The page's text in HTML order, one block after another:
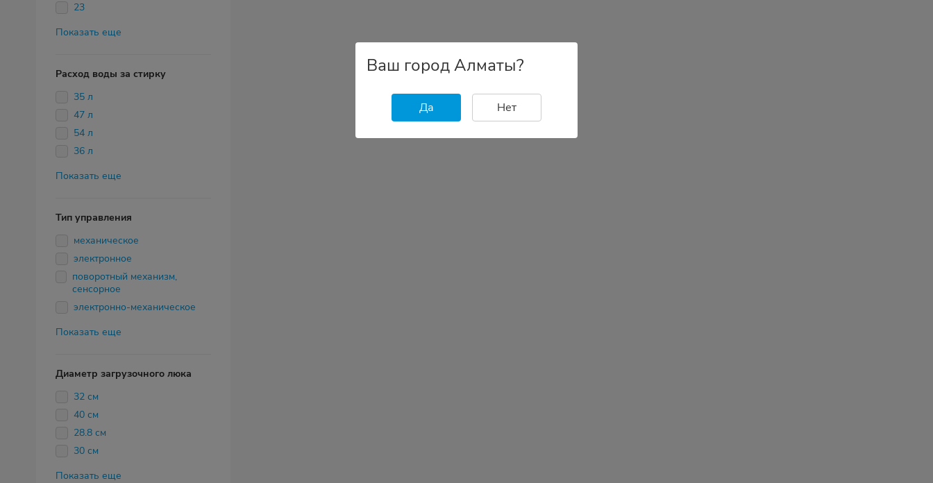
23
Показать еще
Расход воды за стирку
35 л
47 л
54 л
36 л
Показать еще
Тип управления
механическое
электронное
поворотный механизм,
сенсорное
электронно-механическое
Показать еще
Диаметр загрузочного люка
32 см
40 см
28.8 см
30 см
Показать еще
Ваш город Алматы?
Да Нет